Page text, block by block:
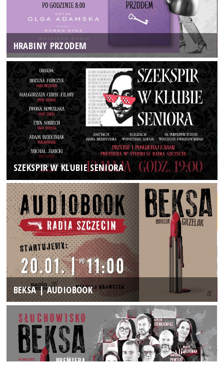
HRABINY PRZODEM
SZEKSPIR W KLUBIE SENIORA
BEKSA | AUDIOBOOK